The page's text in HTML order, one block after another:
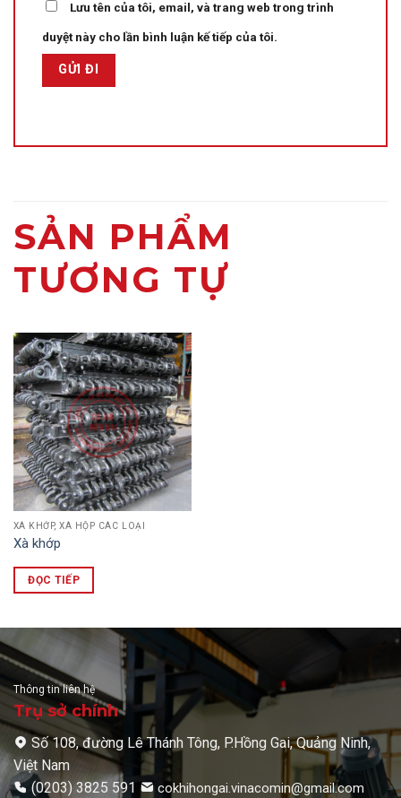
Lưu tên của tôi, email, và trang web trong trình
duyệt này cho lần bình luận kế tiếp của tôi.
SẢN PHẨM
TƯƠNG TỰ
XÀ KHỚP, XÀ HỘP CÁC LOẠI
Xà khớp
ĐỌC TIẾP
Thông tin liên hệ
Trụ sở chính
Số 108, đường Lê Thánh Tông, P.Hồng Gai, Quảng Ninh,
Việt Nam
(0203) 3825 591
cokhihongai.vinacomin@gmail.com